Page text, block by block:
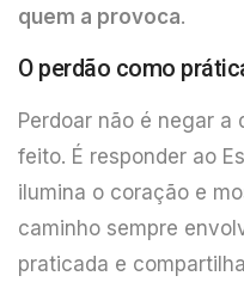
quem a provoca.
O perdão como
Perdoar não é negar a
feito. É responder ao
ilumina o coração e
caminho sempre
praticada e